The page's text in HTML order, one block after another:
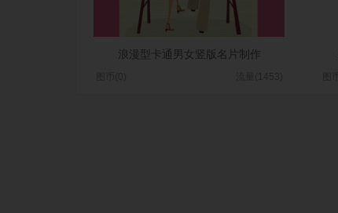
浪漫型卡通男女竖版名片制作